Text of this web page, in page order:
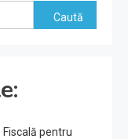
Caută
pentru